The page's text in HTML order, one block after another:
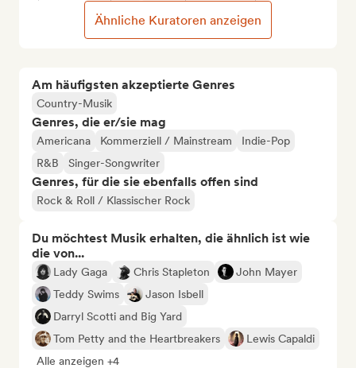
Am häufigsten akzeptierte Genres
Country-Musik
Genres, die er/sie mag
Americana Kommerziell / Mainstream
Indie-Pop
R&B
Singer-Songwriter
Genres, für die sie ebenfalls offen sind
Rock & Roll / Klassischer Rock
Du möchtest Musik erhalten, die ähnlich ist wie
die von...
Lady Gaga Chris Stapleton
John Mayer
Teddy Swims
Jason Isbell
Darryl Scotti and Big Yard
Tom Petty and the Heartbreakers
Lewis Capaldi
Alle anzeigen +4
Ähnliche Kuratoren anzeigen